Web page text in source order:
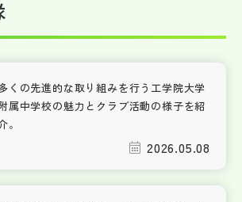
くの先進的な取り組みを行う工学院大学
属中学校の魅力とクラブ活動の様子を紹
。
2026.05.08